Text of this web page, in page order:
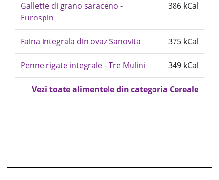
Gallette di grano saraceno -
Eurospin
386 kCal
Faina integrala din ovaz Sanovita 375 kCal
Penne rigate integrale - Tre Mulini 349 kCal
Vezi toate alimentele din categoria Cereale